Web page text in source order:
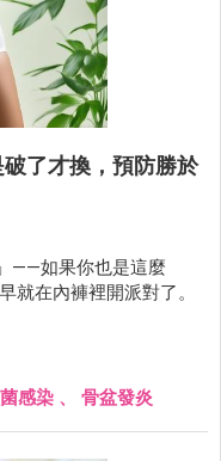
了才換，預防勝於
——如果你也是這麼
就在內褲裡開派對了。
感染 、 骨盆發炎